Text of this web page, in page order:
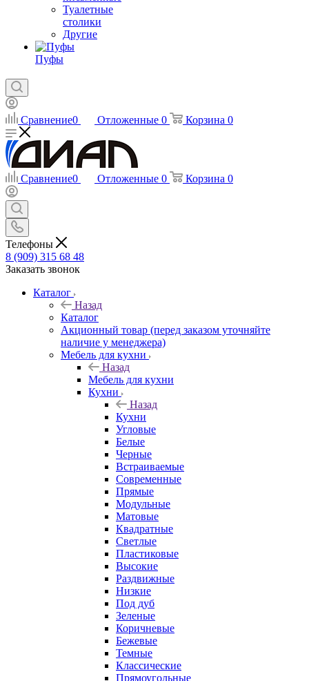
Туалетные
столики
Другие
Пуфы
Сравнение0 Отложенные 0 Корзина 0
Сравнение0 Отложенные 0 Корзина 0
Телефоны
8 (909) 315 68 48
Заказать звонок
Каталог
Назад
Каталог
Акционный товар (перед заказом уточняйте
наличие у менеджера)
Мебель для кухни
Назад
Мебель для кухни
Кухни
Назад
Кухни
Угловые
Белые
Черные
Встраиваемые
Современные
Прямые
Модульные
Матовые
Квадратные
Светлые
Пластиковые
Высокие
Раздвижные
Низкие
Под дуб
Зеленые
Коричневые
Бежевые
Темные
Классические
Прямоугольные